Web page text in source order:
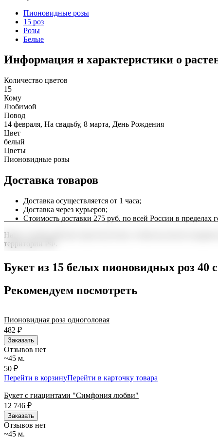
Пионовидные розы
15 роз
Розы
Белые
Информация и характеристики о
Количество цветов
15
Кому
Любимой
Повод
14 февраля, На свадьбу, 8 марта, День Рождения
Цвет
белый
Цветы
Пионовидные розы
Доставка товаров
Доставка осуществляется от 1 часа;
Доставка через курьеров;
Стоимость доставки 275 руб. по всей России в пределах
Наша служба работает круглосуточно, чтобы вы могли
территории РФ.
точность до минуты. Выбирайте, где купить и сколько стоит
Букет из 15 белых пионовидных роз 40
Рекомендуем посмотреть
Пионовидная роза одноголовая
482 ₽
Заказать
Отзывов нет
~45 м.
50 ₽
Перейти в корзинуПерейти в карточку товара
Букет с гиацинтами "Симфония любви"
12 746 ₽
Заказать
Отзывов нет
~45 м.